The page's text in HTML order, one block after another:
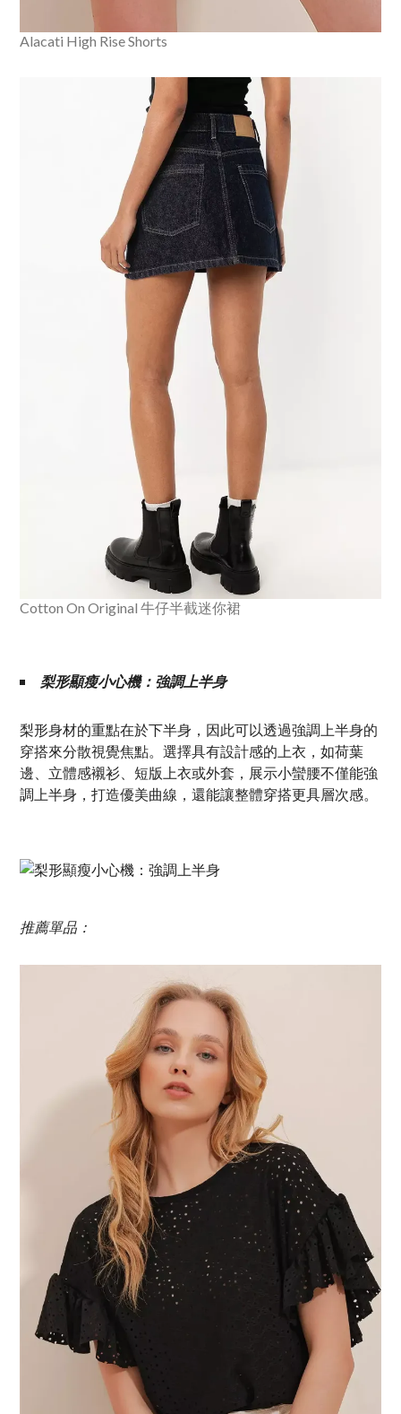
Alacati High Rise Shorts
Cotton On Original 牛仔半截迷你裙
梨形顯瘦小心機：強調上半身
梨形身材的重點在於下半身，因此可以透過強調上半身的
穿搭來分散視覺焦點。選擇具有設計感的上衣，如荷葉
邊、立體感襯衫、短版上衣或外套，展示小蠻腰不僅能強
調上半身，打造優美曲線，還能讓整體穿搭更具層次感。
推薦單品：